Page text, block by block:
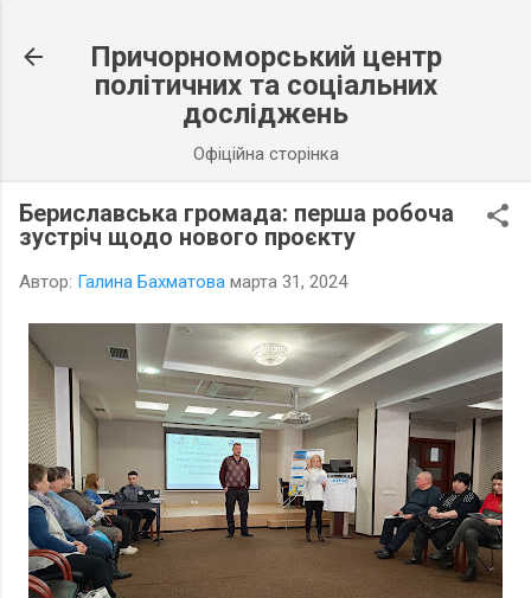
Причорноморський центр
політичних та соціальних
досліджень
Офіційна сторінка
Бериславська громада: перша робоча
зустріч щодо нового проєкту
Автор: Галина Бахматова марта 31, 2024